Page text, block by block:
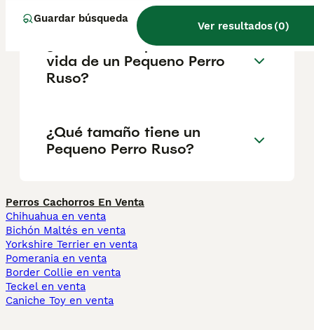
Guardar búsqueda
Ver resultados(0)
¿Cuál es la esperanza de
vida de un Pequeno Perro
Ruso?
¿Qué tamaño tiene un
Pequeno Perro Ruso?
Perros Cachorros En Venta
Chihuahua en venta
Bichón Maltés en venta
Yorkshire Terrier en venta
Pomerania en venta
Border Collie en venta
Teckel en venta
Caniche Toy en venta